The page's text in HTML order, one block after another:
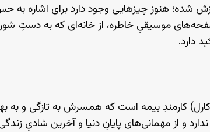
شده؛ هنوز چیزهایی وجود دارد برای اشاره
موسیقیِ خاطره، از خانه‌ای که به دستِ
دارد.
بیمه است که همسرش به تازگی و به بهانهُ
و از مهمانی‌های پایانِ دنیا و آخرین شادیِ